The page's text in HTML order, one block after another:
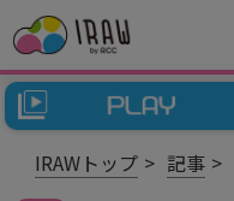
IRAWトップ 記事